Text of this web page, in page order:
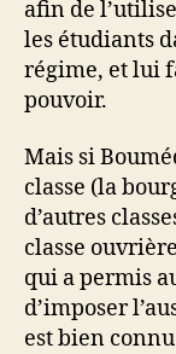
afin de
les étudiants
régime, et lui
pouvoir.
Mais si
classe (la
d’autres
classe
qui a permis
d’imposer
est bien